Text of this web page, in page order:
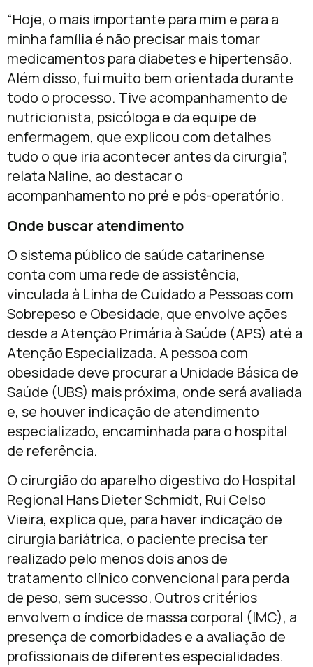
“Hoje, o mais importante para mim e para a
minha família é não precisar mais tomar
medicamentos para diabetes e hipertensão.
Além disso, fui muito bem orientada durante
todo o processo. Tive acompanhamento de
nutricionista, psicóloga e da equipe de
enfermagem, que explicou com detalhes
tudo o que iria acontecer antes da cirurgia”,
relata Naline, ao destacar o
acompanhamento no pré e pós-operatório.
Onde buscar atendimento
O sistema público de saúde catarinense
conta com uma rede de assistência,
vinculada à Linha de Cuidado a Pessoas com
Sobrepeso e Obesidade, que envolve ações
desde a Atenção Primária à Saúde (APS) até a
Atenção Especializada. A pessoa com
obesidade deve procurar a Unidade Básica de
Saúde (UBS) mais próxima, onde será avaliada
e, se houver indicação de atendimento
especializado, encaminhada para o hospital
de referência.
O cirurgião do aparelho digestivo do Hospital
Regional Hans Dieter Schmidt, Rui Celso
Vieira, explica que, para haver indicação de
cirurgia bariátrica, o paciente precisa ter
realizado pelo menos dois anos de
tratamento clínico convencional para perda
de peso, sem sucesso. Outros critérios
envolvem o índice de massa corporal (IMC), a
presença de comorbidades e a avaliação de
profissionais de diferentes especialidades.